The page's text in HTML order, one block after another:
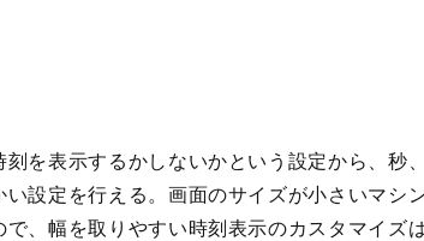
を表示するかしないかという設定から、秒
設定を行える。画面のサイズが小さいマシ
、幅を取りやすい時刻表示のカスタマイズ